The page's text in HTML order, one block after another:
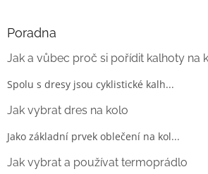
Poradna
Jak a vůbec proč si pořídit kalhoty na
Spolu s dresy jsou cyklistické kalh...
Jak vybrat dres na kolo
Jako základní prvek oblečení na kol...
Jak vybrat a používat termoprádlo